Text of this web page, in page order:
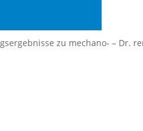
zu mechano- – Dr.